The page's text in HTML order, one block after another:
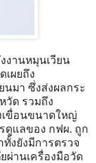
งานหมุนเวียน
เผยถึง
มา ซึ่งส่งผลกระ
วัด รวมถึง
ขื่อนขนาดใหญ่
ดูแลของ กฟผ. ถูก
งยังมีการตรวจ
ผ่านเครื่องมือวัด